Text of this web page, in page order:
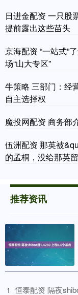
日进金配资 一只股
提前露出这些苗头
京海配资 “一站式”
场“山大专区”
牛策略 三部门：经
自主选择权
魔投网配资 商务部
伍洲配资 那英被
的孟桐，没给那英
推荐资讯
1 恒泰配资 隔夜